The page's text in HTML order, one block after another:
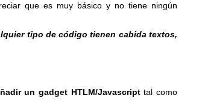
que es muy básico y no tiene ningún
tipo de código tienen cabida textos,
un gadget HTLM/Javascripttal como